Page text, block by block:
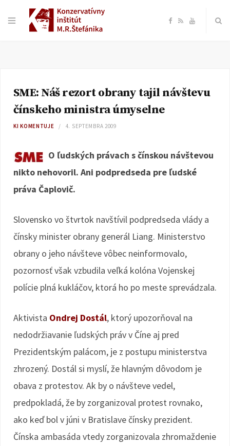
F
e
o
R Y
T
e
SME: Náš rezort obrany tajil návštevu
čínskeho ministra úmyselne
KI KOMENTUJE 4. SEPTEMBRA 2009
O ľudských právach s čínskou návštevou
nikto nehovoril. Ani podpredseda pre ľudské
práva Čaplovič.
Slovensko vo štvrtok navštívil podpredseda vlády a
čínsky minister obrany generál Liang. Ministerstvo
obrany o jeho návšteve vôbec neinformovalo,
pozornosť však vzbudila veľká kolóna Vojenskej
polície plná kukláčov, ktorá ho po meste sprevádzala.
Aktivista Ondrej Dostál, ktorý upozorňoval na
nedodržiavanie ľudských práv v Číne aj pred
Prezidentským palácom, je z postupu ministerstva
zhrozený. Dostál si myslí, že hlavným dôvodom je
obava z protestov. Ak by o návšteve vedel,
predpokladá, že by zorganizoval protest rovnako,
ako keď bol v júni v Bratislave čínsky prezident.
Čínska ambasáda vtedy zorganizovala zhromaždenie